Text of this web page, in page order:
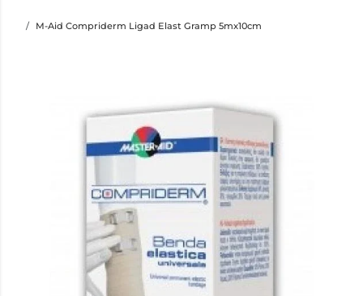
M-Aid Compriderm Ligad Elast Gramp 5mx10cm